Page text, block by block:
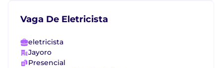
Vaga De Eletricista
eletricista
Jayoro
Presencial